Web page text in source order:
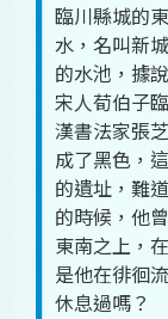
臨川縣城的
水 ， 名叫新城
的水池 ， 據說
宋人荀伯子臨
漢書法家張芝
成了黑色 ， 這
的遺址 ， 難道
的時候 ， 他
東南之上 ， 在
是他在徘徊
休息過嗎？